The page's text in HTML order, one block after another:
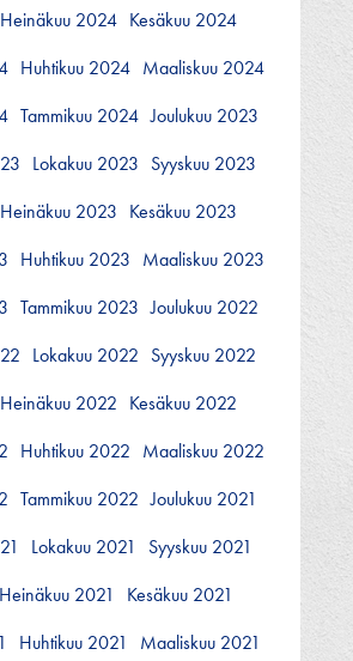
Heinäkuu 2024 Kesäkuu 2024
Huhtikuu 2024 Maaliskuu 2024
Tammikuu 2024 Joulukuu 2023
Lokakuu 2023 Syyskuu 2023
Heinäkuu 2023 Kesäkuu 2023
Huhtikuu 2023 Maaliskuu 2023
Tammikuu 2023 Joulukuu 2022
Lokakuu 2022 Syyskuu 2022
Heinäkuu 2022 Kesäkuu 2022
Huhtikuu 2022 Maaliskuu 2022
Tammikuu 2022 Joulukuu 2021
Lokakuu 2021
Syyskuu 2021
Heinäkuu 2021
Kesäkuu 2021
Huhtikuu 2021
Maaliskuu 2021